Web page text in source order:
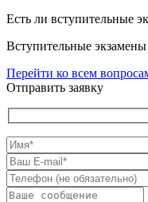
Есть ли вступительные
Вступительные
Перейти ко всем
Отправить заявку